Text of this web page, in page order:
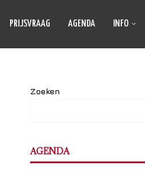
PRIJSVRAAG AGENDA INFO
Zoeken
AGENDA